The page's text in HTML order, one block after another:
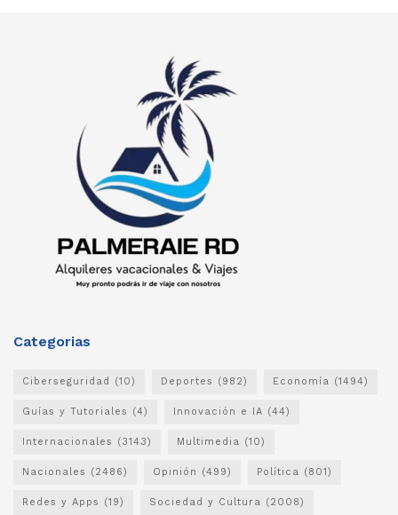
Categorias
Ciberseguridad (10) Deportes (982) Economía (1494)
Guías y Tutoriales (4) Innovación e IA (44)
Internacionales (3143) Multimedia (10)
Nacionales (2486) Opinión (499) Política (801)
Redes y Apps (19) Sociedad y Cultura (2008)